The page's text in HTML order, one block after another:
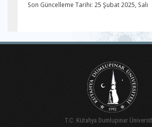
Son Güncelleme Tarihi: 25 Şubat 2025, Salı
T.C. Kütahya Dumlupınar